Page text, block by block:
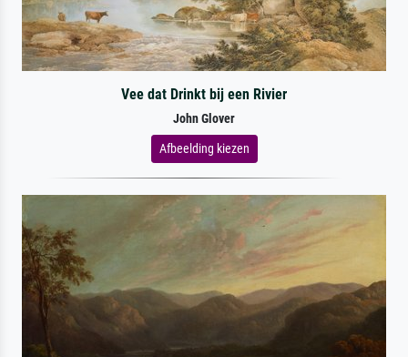
Vee dat Drinkt bij een Rivier
John Glover
Afbeelding kiezen